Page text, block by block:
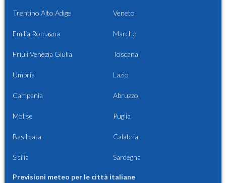
Trentino Alto Adige Veneto
Emilia Romagna Marche
Friuli Venezia Giulia Toscana
Umbria Lazio
Campania Abruzzo
Molise Puglia
Basilicata Calabria
Sicilia Sardegna
Previsioni meteo per le città italiane